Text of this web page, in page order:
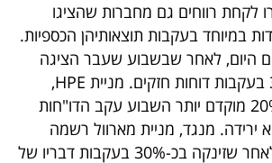
לקחת רווחים גם מחברות שהציגו
במיוחד בעקבות תוצאותיהן הכספיות.
היום, לאחר שבשבוע שעבר הציגה
זינוק של מעל 35% בעקבות דוחות חזקים. מניית HPE,
שעלתה ביותר מ-20% מוקדם יותר השבוע עקב הדו"חות
מנגד, מניית מארוול רשמה
עליות שערים, יום לאחר שזינקה בכ-30% בעקבות דבריו של